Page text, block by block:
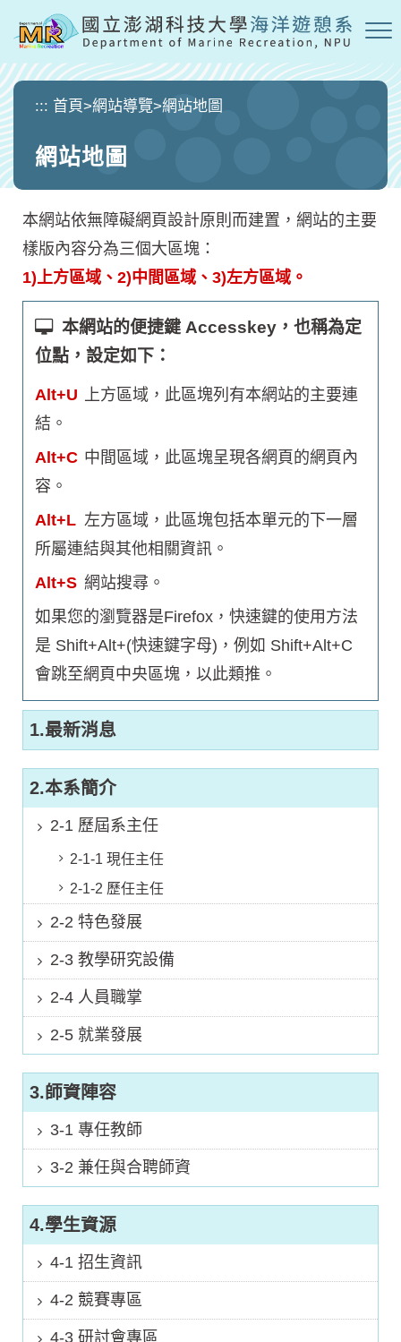
要
內
容
區
塊
::: 首頁>網站導覽>網站地圖
網站地圖
本網站依無障礙網頁設計原則而建置，網站的主要
樣版內容分為三個大區塊：
1)上方區域、2)中間區域、3)左方區域。
本網站的便捷鍵 Accesskey，也稱為定
位點，設定如下：
Alt+U 上方區域，此區塊列有本網站的主要連
結。
Alt+C 中間區域，此區塊呈現各網頁的網頁內
容。
Alt+L 左方區域，此區塊包括本單元的下一層
所屬連結與其他相關資訊。
Alt+S 網站搜尋。
如果您的瀏覽器是Firefox，快速鍵的使用方法
是 Shift+Alt+(快速鍵字母)，例如 Shift+Alt+C
會跳至網頁中央區塊，以此類推。
1.最新消息
2.本系簡介
2-1 歷屆系主任
2-1-1 現任主任
2-1-2 歷任主任
2-2 特色發展
2-3 教學研究設備
2-4 人員職掌
2-5 就業發展
3.師資陣容
3-1 專任教師
3-2 兼任與合聘師資
4.學生資源
4-1 招生資訊
4-2 競賽專區
4-3 研討會專區